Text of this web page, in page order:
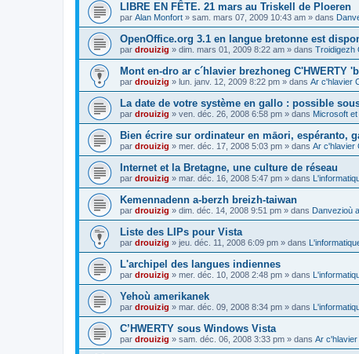
LIBRE EN FÊTE. 21 mars au Triskell de Ploeren
par Alan Monfort » sam. mars 07, 2009 10:43 am » dans
OpenOffice.org 3.1 en langue bretonne est
par drouizig » dim. mars 01, 2009 8:22 am » dans Troidigezh
Mont en-dro ar c´hlavier brezhoneg C'HWERTY
par drouizig » lun. janv. 12, 2009 8:22 pm » dans Ar c'hlavier
La date de votre système en gallo : possible
par drouizig » ven. déc. 26, 2008 6:58 pm » dans Microsoft
Bien écrire sur ordinateur en māori, espéranto,
par drouizig » mer. déc. 17, 2008 5:03 pm » dans Ar c'hlavier
Internet et la Bretagne, une culture de réseau
par drouizig » mar. déc. 16, 2008 5:47 pm » dans
Kemennadenn a-berzh breizh-taiwan
par drouizig » dim. déc. 14, 2008 9:51 pm » dans Danvezioù
Liste des LIPs pour Vista
par drouizig » jeu. déc. 11, 2008 6:09 pm » dans
L'archipel des langues indiennes
par drouizig » mer. déc. 10, 2008 2:48 pm » dans
Yehoù amerikanek
par drouizig » mar. déc. 09, 2008 8:34 pm » dans
C’HWERTY sous Windows Vista
par drouizig » sam. déc. 06, 2008 3:33 pm » dans Ar